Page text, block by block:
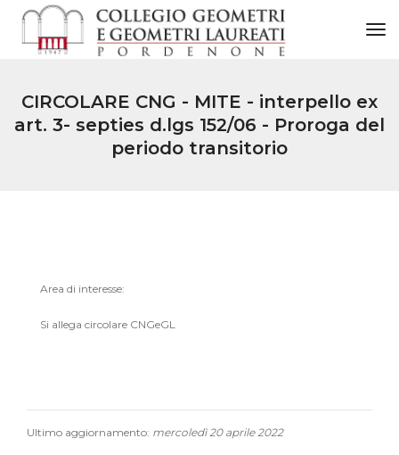
CIRCOLARE CNG - MITE - interpello ex
art. 3- septies d.lgs 152/06 - Proroga del
periodo transitorio
Area di interesse:
Si allega circolare CNGeGL
Ultimo aggiornamento: mercoledì 20 aprile 2022